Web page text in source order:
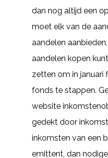
dan nog altijd een
moet elk van de
aandelen
aandelen kopen
zetten om in januari
fonds te stappen.
website
gedekt door
inkomsten van een
emittent, dan